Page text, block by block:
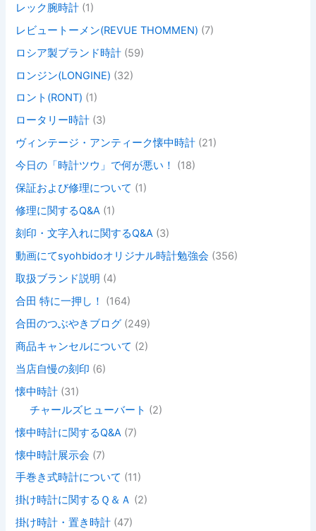
レック腕時計 (1)
レビュートーメン(REVUE THOMMEN) (7)
ロシア製ブランド時計 (59)
ロンジン(LONGINE) (32)
ロント(RONT) (1)
ロータリー時計 (3)
ヴィンテージ・アンティーク懐中時計 (21)
今日の「時計ツウ」で何が悪い！
(18)
保証および修理について (1)
修理に関するQ&A (1)
刻印・文字入れに関するQ&A (3)
動画にてsyohbidoオリジナル時計勉強会 (356)
取扱ブランド説明 (4)
合田 特に一押し！
(164)
合田のつぶやきブログ (249)
商品キャンセルについて (2)
当店自慢の刻印 (6)
懐中時計 (31)
チャールズヒューバート (2)
懐中時計に関するQ&A (7)
懐中時計展示会 (7)
手巻き式時計について (11)
掛け時計に関するＱ＆Ａ (2)
掛け時計・置き時計 (47)